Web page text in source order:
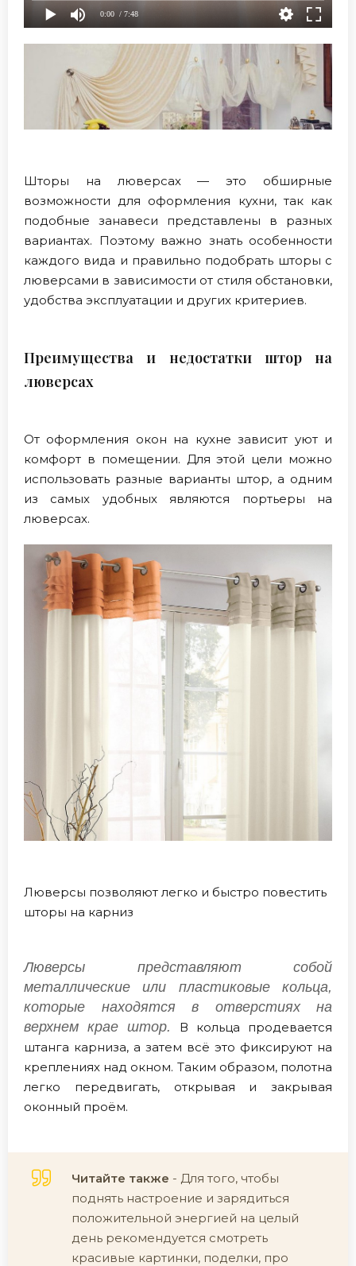
0:00 / 7:48
Шторы на люверсах — это обширные
возможности для оформления кухни, так как
подобные занавеси представлены в разных
вариантах. Поэтому важно знать особенности
каждого вида и правильно подобрать шторы с
люверсами в зависимости от стиля обстановки,
удобства эксплуатации и других критериев.
Преимущества и недостатки штор на
люверсах
От оформления окон на кухне зависит уют и
комфорт в помещении. Для этой цели можно
использовать разные варианты штор, а одним
из самых удобных являются портьеры на
люверсах.
Люверсы позволяют легко и быстро повестить
шторы на карниз
Люверсы представляют собой
металлические или пластиковые кольца,
которые находятся в отверстиях на
верхнем крае штор.
В кольца продевается
штанга карниза, а затем всё это фиксируют на
креплениях над окном. Таким образом, полотна
легко передвигать, открывая и закрывая
оконный проём.
Читайте также - Для того, чтобы
поднять настроение и зарядиться
положительной энергией на целый
день рекомендуется смотреть
красивые картинки, поделки, про